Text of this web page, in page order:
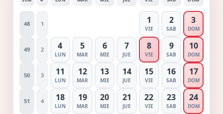
48 1 1
VIE
2
SAB
3
DOM
49 2 4
LUN
5
MAR
6
MIE
7
JUE
8
VIE
9
SAB
10
DOM
50 3 11
LUN
12
MAR
13
MIE
14
JUE
15
VIE
16
SAB
17
DOM
51 4 18
LUN
19
MAR
20
MIE
21
JUE
22
VIE
23
SAB
24
DOM